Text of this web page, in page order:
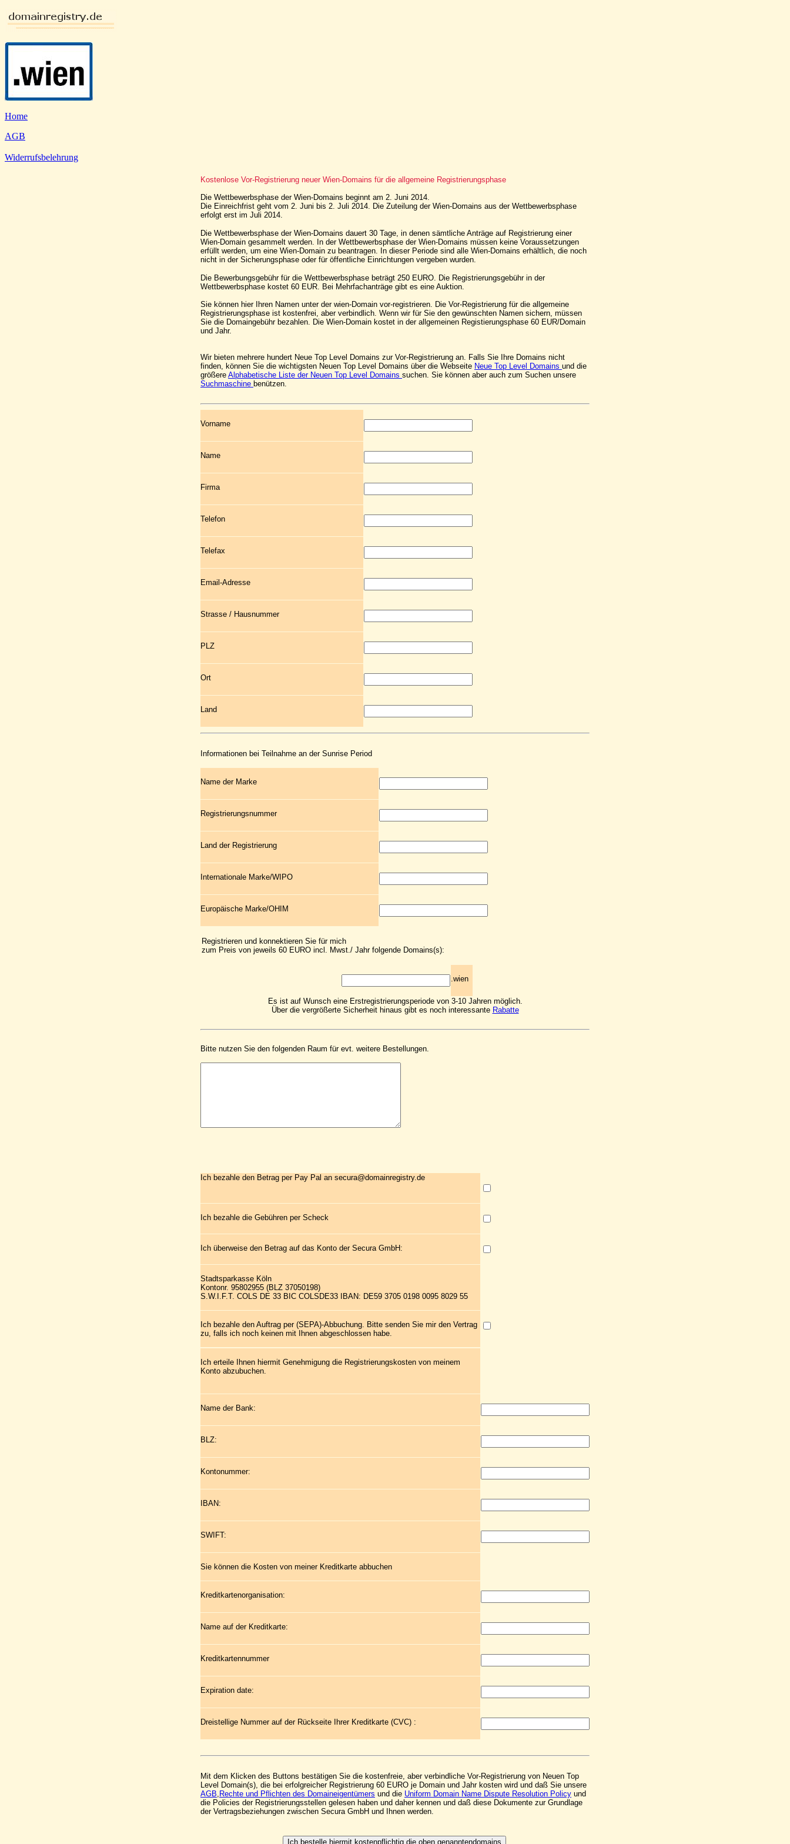
Home
AGB
Widerrufsbelehrung
Kostenlose Vor-Registrierung neuer Wien-Domains für die allgemeine Registrierungsphase
Die Wettbewerbsphase der Wien-Domains beginnt am 2. Juni 2014.
Die Einreichfrist geht vom 2. Juni bis 2. Juli 2014. Die Zuteilung der Wien-Domains aus der Wettbewerbsphase
erfolgt erst im Juli 2014.
Die Wettbewerbsphase der Wien-Domains dauert 30 Tage, in denen sämtliche Anträge auf Registrierung einer
Wien-Domain gesammelt werden. In der Wettbewerbsphase der Wien-Domains müssen keine Voraussetzungen
erfüllt werden, um eine Wien-Domain zu beantragen. In dieser Periode sind alle Wien-Domains erhältlich, die noch
nicht in der Sicherungsphase oder für öffentliche Einrichtungen vergeben wurden.
Die Bewerbungsgebühr für die Wettbewerbsphase beträgt 250 EURO. Die Registrierungsgebühr in der
Wettbewerbsphase kostet 60 EUR. Bei Mehrfachanträge gibt es eine Auktion.
Sie können hier Ihren Namen unter der wien-Domain vor-registrieren. Die Vor-Registrierung für die allgemeine
Registrierungsphase ist kostenfrei, aber verbindlich. Wenn wir für Sie den gewünschten Namen sichern, müssen
Sie die Domaingebühr bezahlen. Die Wien-Domain kostet in der allgemeinen Registierungsphase 60 EUR/Domain
und Jahr.
Wir bieten mehrere hundert Neue Top Level Domains zur Vor-Registrierung an. Falls Sie Ihre Domains nicht
finden, können Sie die wichtigsten Neuen Top Level Domains über die Webseite Neue Top Level Domains und die
größere Alphabetische Liste der Neuen Top Level Domains suchen. Sie können aber auch zum Suchen unsere
Suchmaschine benützen.
Vorname
Name
Firma
Telefon
Telefax
Email-Adresse
Strasse / Hausnummer
PLZ
Ort
Land
Informationen bei Teilnahme an der Sunrise Period
Name der Marke
Registrierungsnummer
Land der Registrierung
Internationale Marke/WIPO
Europäische Marke/OHIM
Registrieren und konnektieren Sie für mich
zum Preis von jeweils 60 EURO incl. Mwst./ Jahr folgende Domains(s):
.wien
Es ist auf Wunsch eine Erstregistrierungsperiode von 3-10 Jahren möglich.
Über die vergrößerte Sicherheit hinaus gibt es noch interessante Rabatte
Bitte nutzen Sie den folgenden Raum für evt. weitere Bestellungen.
Ich bezahle den Betrag per Pay Pal an secura@domainregistry.de
Ich bezahle die Gebühren per Scheck
Ich überweise den Betrag auf das Konto der Secura GmbH:
Stadtsparkasse Köln
Kontonr. 95802955 (BLZ 37050198)
S.W.I.F.T. COLS DE 33 BIC COLSDE33 IBAN: DE59 3705 0198 0095 8029 55
Ich bezahle den Auftrag per (SEPA)-Abbuchung. Bitte senden Sie mir den Vertrag
zu, falls ich noch keinen mit Ihnen abgeschlossen habe.
Ich erteile Ihnen hiermit Genehmigung die Registrierungskosten von meinem
Konto abzubuchen.
Name der Bank:
BLZ:
Kontonummer:
IBAN:
SWIFT:
Sie können die Kosten von meiner Kreditkarte abbuchen
Kreditkartenorganisation:
Name auf der Kreditkarte:
Kreditkartennummer
Expiration date:
Dreistellige Nummer auf der Rückseite Ihrer Kreditkarte (CVC) :
Mit dem Klicken des Buttons bestätigen Sie die kostenfreie, aber verbindliche Vor-Registrierung von Neuen Top
Level Domain(s), die bei erfolgreicher Registrierung 60 EURO je Domain und Jahr kosten wird und daß Sie unsere
AGB, Rechte und Pflichten des Domaineigentümers und die Uniform Domain Name Dispute Resolution Policy und
die Policies der Registrierungsstellen gelesen haben und daher kennen und daß diese Dokumente zur Grundlage
der Vertragsbeziehungen zwischen Secura GmbH und Ihnen werden.